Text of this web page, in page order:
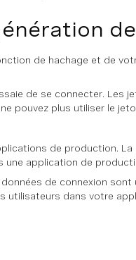
de hachage et de
de se connecter. Les
pouvez plus utiliser le
de production.
une application de
de connexion
utilisateurs dans votre